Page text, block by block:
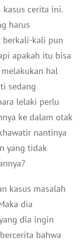
cerita ini.
harus
berkali-kali pun
apakah itu bisa
hal
sedang
lelaki perlu
ke dalam otak
nantinya
yang tidak
kasus masalah
dia
dia ingin
bahwa